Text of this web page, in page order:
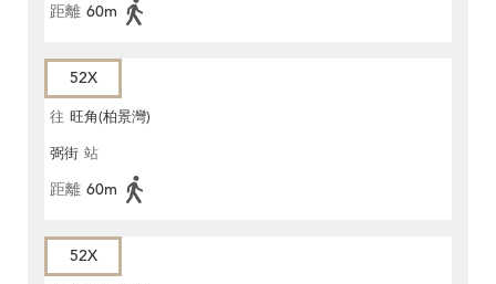
距離 60m
52X
往 旺角(柏景灣)
弼街 站
距離 60m
52X